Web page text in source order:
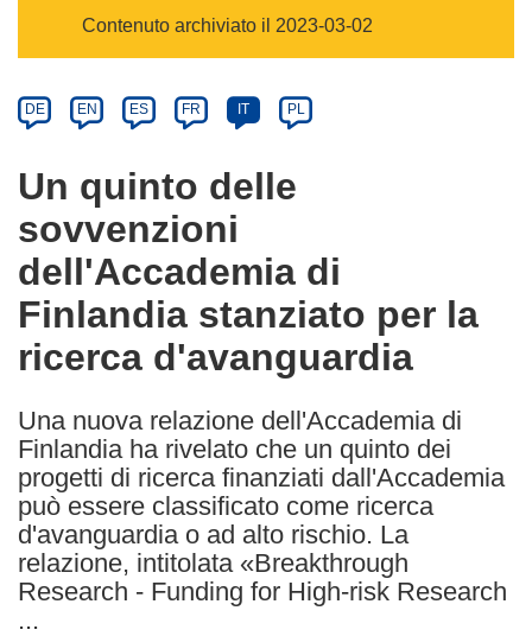
Category
Contenuto archiviato il 2023-03-02
Article
available
the
following
languages:
DE EN ES FR IT PL
Un quinto delle
sovvenzioni
dell'Accademia di
Finlandia stanziato per la
ricerca d'avanguardia
Una nuova relazione dell'Accademia di
Finlandia ha rivelato che un quinto dei
progetti di ricerca finanziati dall'Accademia
può essere classificato come ricerca
d'avanguardia o ad alto rischio. La
relazione, intitolata «Breakthrough
Research - Funding for High-risk Research
...